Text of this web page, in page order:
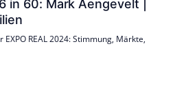
in 60: Mark Aengevelt |
REAL 2024: Stimmung, Märkte,